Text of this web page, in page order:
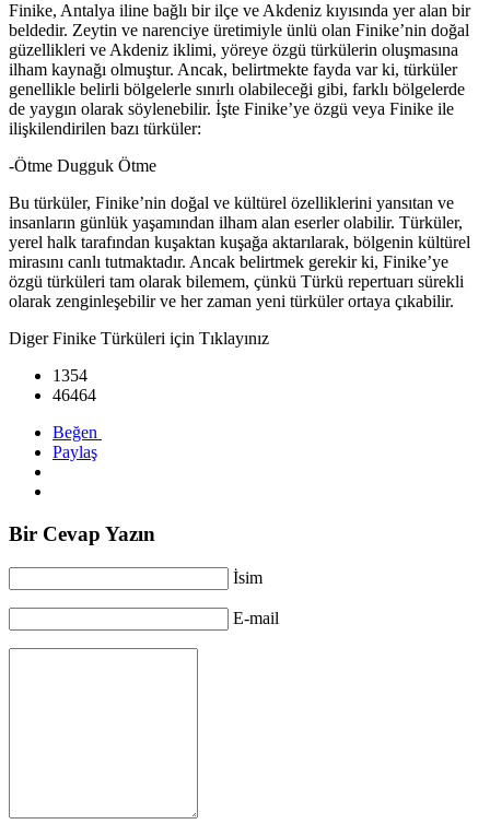
Finike, Antalya iline bağlı bir ilçe ve Akdeniz kıyısında yer alan bir
beldedir. Zeytin ve narenciye üretimiyle ünlü olan Finike’nin doğal
güzellikleri ve Akdeniz iklimi, yöreye özgü türkülerin oluşmasına
ilham kaynağı olmuştur. Ancak, belirtmekte fayda var ki, türküler
genellikle belirli bölgelerle sınırlı olabileceği gibi, farklı bölgelerde
de yaygın olarak söylenebilir. İşte Finike’ye özgü veya Finike ile
ilişkilendirilen bazı türküler:
-Ötme Dugguk Ötme
Bu türküler, Finike’nin doğal ve kültürel özelliklerini yansıtan ve
insanların günlük yaşamından ilham alan eserler olabilir. Türküler,
yerel halk tarafından kuşaktan kuşağa aktarılarak, bölgenin kültürel
mirasını canlı tutmaktadır. Ancak belirtmek gerekir ki, Finike’ye
özgü türküleri tam olarak bilemem, çünkü Türkü repertuarı sürekli
olarak zenginleşebilir ve her zaman yeni türküler ortaya çıkabilir.
Diger Finike Türküleri için Tıklayınız
1354
46464
Beğen
Paylaş
Bir Cevap Yazın
İsim
E-mail